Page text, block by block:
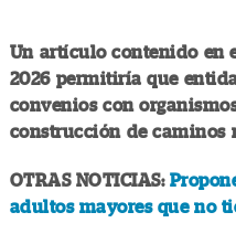
Un artículo contenido en
2026 permitiría que
convenios con
construcción de caminos
OTRAS NOTICIAS:
adultos mayores que no